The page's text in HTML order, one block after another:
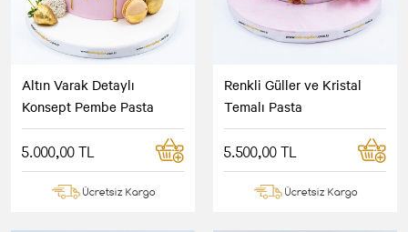
Altın Varak Detaylı
Konsept Pembe Pasta
5.000,00 TL
Ücretsiz Kargo
Renkli Güller ve Kristal
Temalı Pasta
5.500,00 TL
Ücretsiz Kargo